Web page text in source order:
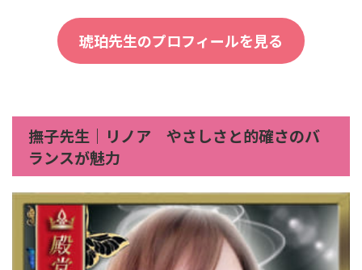
琥珀先生のプロフィールを見る
撫子先生｜リノア やさしさと的確さのバ
ランスが魅力